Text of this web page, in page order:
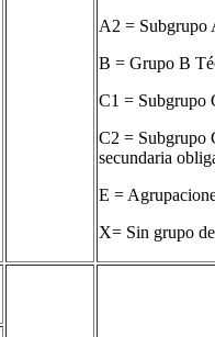
A2 = Subgrupo
B = Grupo B
C1 = Subgrupo
C2 = Subgrupo
secundaria
E =
X= Sin grupo